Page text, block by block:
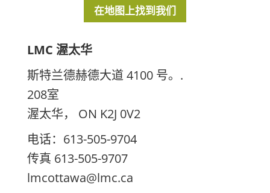
在地图上找到我们
LMC 渥太华
斯特兰德赫德大道 4100 号。.
208室
渥太华， ON K2J 0V2
电话：613-505-9704
传真 613-505-9707
lmcottawa@lmc.ca